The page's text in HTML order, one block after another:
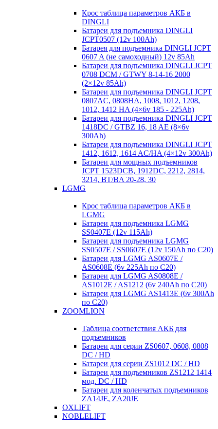
Крос таблица параметров АКБ в
DINGLI
Батареи для подъемника DINGLI
JCPT0507 (12v 100Ah)
Батарея для подъемника DINGLI JCPT
0607 A (не самоходный) 12v 85Ah
Батареи для подъемника DINGLI JCPT
0708 DCM / GTWY 8-14-16 2000
(2×12v 85Ah)
Батареи для подъемника DINGLI JCPT
0807AC, 0808HA, 1008, 1012, 1208,
1012, 1412 HA (4×6v 185 - 225Ah)
Батареи для подъемника DINGLI JCPT
1418DC / GTBZ 16, 18 AE (8×6v
300Ah)
Батареи для подъемника DINGLI JCPT
1412, 1612, 1614 AC/HA (4×12v 300Ah)
Батареи для мощных подъемников
JCPT 1523DCB, 1912DC, 2212, 2814,
3214, BT/BA 20-28, 30
LGMG
Крос таблица параметров АКБ в
LGMG
Батареи для подъемника LGMG
SS0407E (12v 115Ah)
Батареи для подъемника LGMG
SS0507E / SS0607E (12v 150Ah по С20)
Батареи для LGMG AS0607E /
AS0608E (6v 225Ah по С20)
Батареи для LGMG AS0808E /
AS1012E / AS1212 (6v 240Ah по С20)
Батареи для LGMG AS1413E (6v 300Ah
по С20)
ZOOMLION
Таблица соответствия АКБ для
подъемников
Батареи для серии ZS0607, 0608, 0808
DC / HD
Батареи для серии ZS1012 DC / HD
Батареи для подъемников ZS1212 1414
мод. DC / HD
Батареи для коленчатых подъемников
ZA14JE, ZA20JE
OXLIFT
NOBLELIFT